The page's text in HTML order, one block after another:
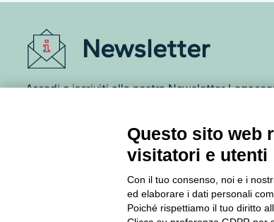
Newsletter
Accedi o iscriviti alla nostra Newsletter
Archivio Newsletter
Questo sito web
visitatori e utenti
Con il tuo consenso, noi e i
ed elaborare i dati personali
Poiché rispettiamo il tuo diritto